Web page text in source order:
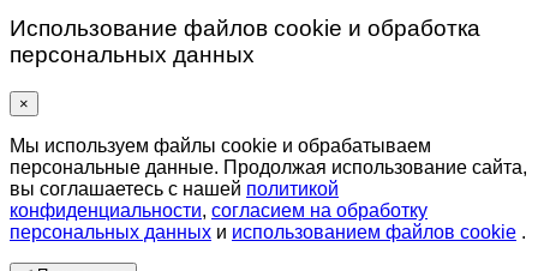
Использование файлов cookie и обработка
персональных данных
×
Мы используем файлы cookie и обрабатываем
персональные данные. Продолжая использование сайта,
вы соглашаетесь с нашей политикой
конфиденциальности, согласием на обработку
персональных данных и использованием файлов cookie .